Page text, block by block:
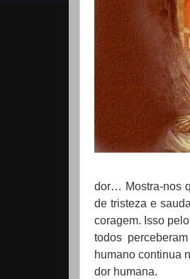
dor… Mostra-nos
de tristeza e
coragem. Isso
todos
humano continua
dor humana.